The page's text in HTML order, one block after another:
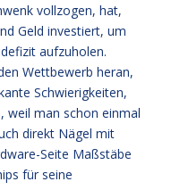
vollzogen, hat,
Geld investiert, um
aufzuholen.
Wettbewerb heran,
Schwierigkeiten,
weil man schon einmal
direkt Nägel mit
Seite Maßstäbe
für seine